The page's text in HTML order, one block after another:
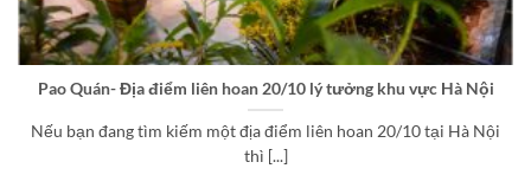
Pao Quán- Địa điểm liên hoan 20/10 lý tưởng khu vực Hà Nội
Nếu bạn đang tìm kiếm một địa điểm liên hoan 20/10 tại Hà Nội
thì [...]